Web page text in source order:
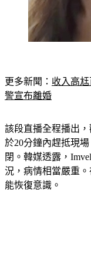
更多新聞： 收入高
警宣布離婚
該段直播全程播出
於20分鐘內趕抵現
閉。韓媒透露，
況，病情相當嚴重
能恢復意識。